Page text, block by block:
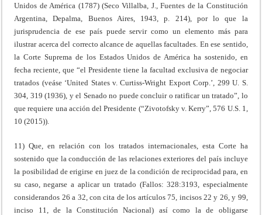
Unidos de América (1787) (Seco Villalba, J., Fuentes de la Constitución
Argentina, Depalma, Buenos Aires, 1943, p. 214), por lo que la
jurisprudencia de ese país puede servir como un elemento más para
ilustrar acerca del correcto alcance de aquellas facultades. En ese sentido,
la Corte Suprema de los Estados Unidos de América ha sostenido, en
fecha reciente, que “el Presidente tiene la facultad exclusiva de negociar
tratados (veáse ‘United States v. Curtiss-Wright Export Corp.’, 299 U. S.
304, 319 (1936), y el Senado no puede concluir o ratificar un tratado”, lo
que requiere una acción del Presidente (“Zivotofsky v. Kerry”, 576 U.S. 1,
10 (2015)).
11) Que, en relación con los tratados internacionales, esta Corte ha
sostenido que la conducción de las relaciones exteriores del país incluye
la posibilidad de erigirse en juez de la condición de reciprocidad para, en
su caso, negarse a aplicar un tratado (Fallos: 328:3193, especialmente
considerandos 26 a 32, con cita de los artículos 75, incisos 22 y 26, y 99,
inciso 11, de la Constitución Nacional) así como la de obligarse